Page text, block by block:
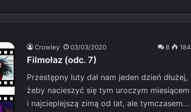
Crowley 03/03/2020 8 184
Filmołaz (odc. 7)
Przestępny luty dał nam jeden dzień dłużej,
żeby nacieszyć się tym uroczym miesiącem
i najcieplejszą zimą od lat, ale tymczasem…